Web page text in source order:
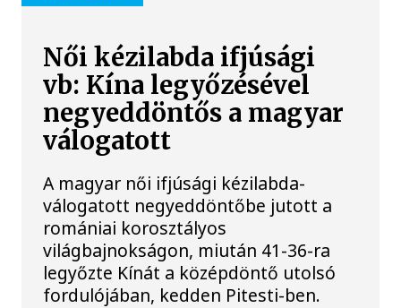
Női kézilabda ifjúsági
vb: Kína legyőzésével
negyeddöntős a magyar
válogatott
A magyar női ifjúsági kézilabda-
válogatott negyeddöntőbe jutott a
romániai korosztályos
világbajnokságon, miután 41-36-ra
legyőzte Kínát a középdöntő utolsó
fordulójában, kedden Pitesti-ben.